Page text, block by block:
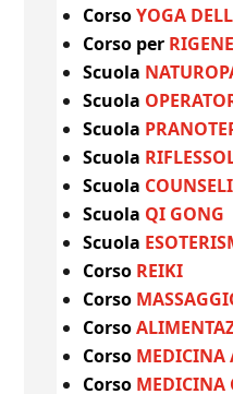
CorsoYOGA
Corso per
Scuola
Scuola
Scuola
Scuola
Scuola
Scuola QI GONG
Scuola
Corso REIKI
Corso
Corso
Corso MEDICINA
Corso MEDICINA